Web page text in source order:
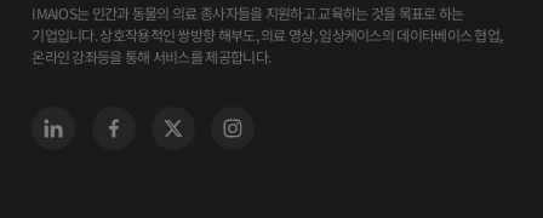
IMAIOS는 인간과 동물의 의료 종사자들을 지원하고 교육하는 것을 목표로 하는
기업입니다. 상호작용적인 쌍방향 해부도, 의료 영상, 임상케이스의 데이타베이스 협업,
온라인 강좌등을 통해 서비스를 제공합니다.